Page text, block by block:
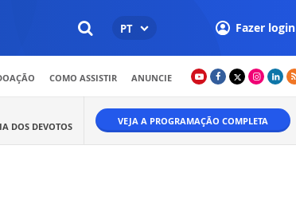
PT Fazer login
COMO ASSISTIR ANUNCIE
DOS DEVOTOS VEJA A PROGRAMAÇÃO COMPLETA